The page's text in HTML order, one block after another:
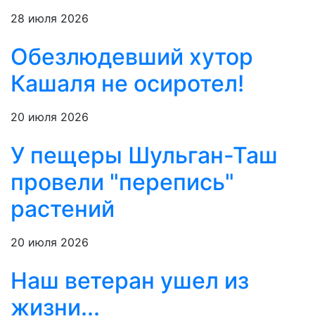
28 июля 2026
Обезлюдевший хутор
Кашаля не осиротел!
20 июля 2026
У пещеры Шульган-Таш
провели "перепись"
растений
20 июля 2026
Наш ветеран ушел из
жизни...